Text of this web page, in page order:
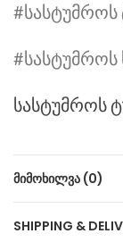
#სასტუმროს
#სასტუმროს
სასტუმროს
ᲛᲘᲛᲝᲮᲘᲚᲕᲐ (0)
SHIPPING &